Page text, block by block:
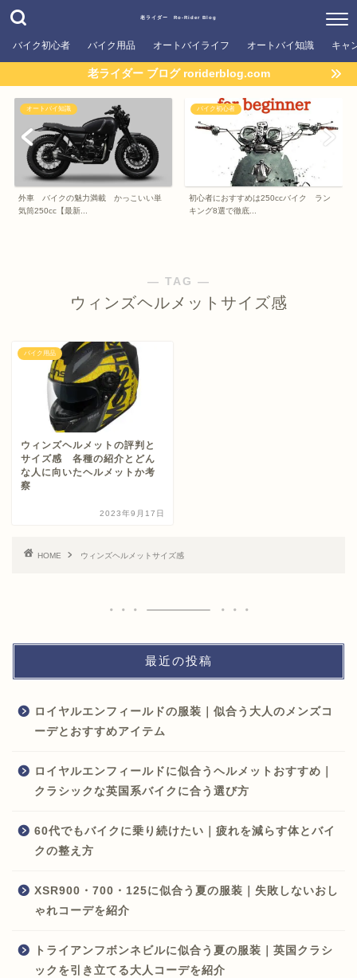
老ライダー Ro-Rider Blog
バイク初心者 バイク用品 オートバイライフ オートバイ知識 キャ
老ライダー ブログ roriderblog.com
オートバイ知識
外車 バイクの魅力満載 かっこいい単
気筒250cc【最新...
バイク初心者
初心者におすすめは250ccバイク ラン
キング8選で徹底...
― TAG ―
ウィンズヘルメットサイズ感
バイク用品
ウィンズヘルメットの評判と
サイズ感 各種の紹介とどん
な人に向いたヘルメットか考
察
2023年9月17日
HOME ウィンズヘルメットサイズ感
最近の投稿
ロイヤルエンフィールドの服装｜似合う大人のメンズコ
ーデとおすすめアイテム
ロイヤルエンフィールドに似合うヘルメットおすすめ｜
クラシックな英国系バイクに合う選び方
60代でもバイクに乗り続けたい｜疲れを減らす体とバイ
クの整え方
XSR900・700・125に似合う夏の服装｜失敗しないおし
ゃれコーデを紹介
トライアンフボンネビルに似合う夏の服装｜英国クラシ
ックを引き立てる大人コーデを紹介